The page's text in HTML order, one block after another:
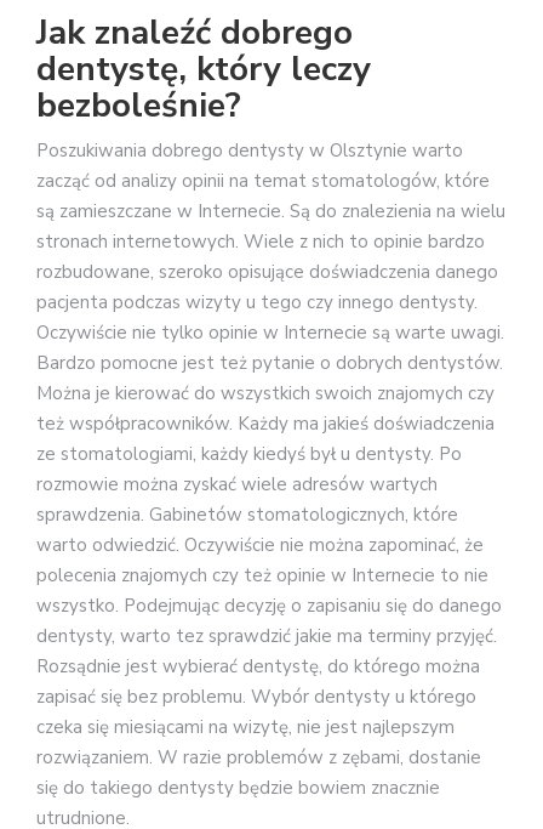
Jak znaleźć dobrego
dentystę, który leczy
bezboleśnie?
Poszukiwania dobrego dentysty w Olsztynie warto
zacząć od analizy opinii na temat stomatologów, które
są zamieszczane w Internecie. Są do znalezienia na wielu
stronach internetowych. Wiele z nich to opinie bardzo
rozbudowane, szeroko opisujące doświadczenia danego
pacjenta podczas wizyty u tego czy innego dentysty.
Oczywiście nie tylko opinie w Internecie są warte uwagi.
Bardzo pomocne jest też pytanie o dobrych dentystów.
Można je kierować do wszystkich swoich znajomych czy
też współpracowników. Każdy ma jakieś doświadczenia
ze stomatologiami, każdy kiedyś był u dentysty. Po
rozmowie można zyskać wiele adresów wartych
sprawdzenia. Gabinetów stomatologicznych, które
warto odwiedzić. Oczywiście nie można zapominać, że
polecenia znajomych czy też opinie w Internecie to nie
wszystko. Podejmując decyzję o zapisaniu się do danego
dentysty, warto tez sprawdzić jakie ma terminy przyjęć.
Rozsądnie jest wybierać dentystę, do którego można
zapisać się bez problemu. Wybór dentysty u którego
czeka się miesiącami na wizytę, nie jest najlepszym
rozwiązaniem. W razie problemów z zębami, dostanie
się do takiego dentysty będzie bowiem znacznie
utrudnione.